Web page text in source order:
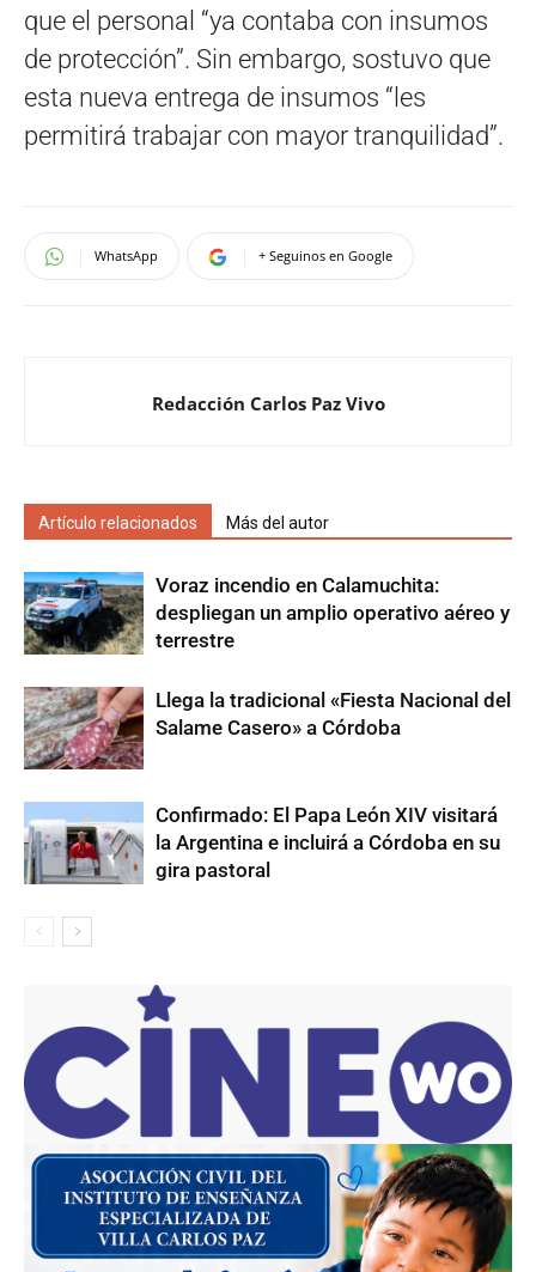
que el personal “ya contaba con insumos
de protección”. Sin embargo, sostuvo que
esta nueva entrega de insumos “les
permitirá trabajar con mayor tranquilidad”.
WhatsApp + Seguinos en Google
Redacción Carlos Paz Vivo
Artículo relacionados Más del autor
Voraz incendio en Calamuchita:
despliegan un amplio operativo aéreo y
terrestre
Llega la tradicional «Fiesta Nacional del
Salame Casero» a Córdoba
Confirmado: El Papa León XIV visitará
la Argentina e incluirá a Córdoba en su
gira pastoral